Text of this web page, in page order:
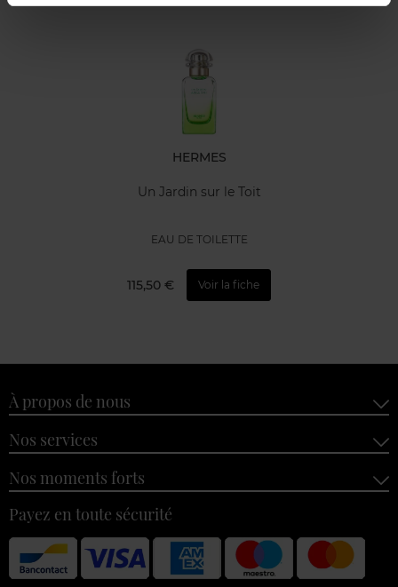
HERMES
Un Jardin sur le Toit
EAU DE TOILETTE
115,50 € Voir la fiche
À propos de nous
Nos services
Nos moments forts
Payez en toute sécurité